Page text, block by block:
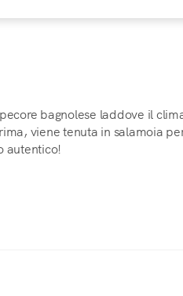
bagnolese laddove il
viene tenuta in salamoia
autentico!